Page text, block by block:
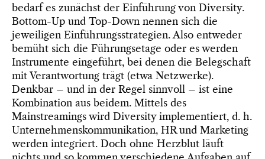
bedarf es zunächst der Einführung von Diversity.
Bottom-Up und Top-Down nennen sich die
jeweiligen Einführungsstrategien. Also entweder
bemüht sich die Führungsetage oder es werden
Instrumente eingeführt, bei denen die Belegschaft
mit Verantwortung trägt (etwa Netzwerke).
Denkbar – und in der Regel sinnvoll – ist eine
Kombination aus beidem. Mittels des
Mainstreamings wird Diversity implementiert, d. h.
Unternehmenskommunikation, HR und Marketing
werden integriert. Doch ohne Herzblut läuft